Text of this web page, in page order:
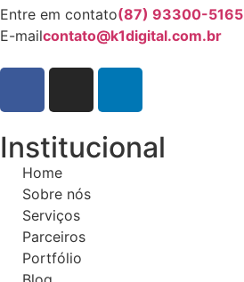
Entre em contato(87) 93300-5165
E-mailcontato@k1digital.com.br
Institucional
Home
Sobre nós
Serviços
Parceiros
Portfólio